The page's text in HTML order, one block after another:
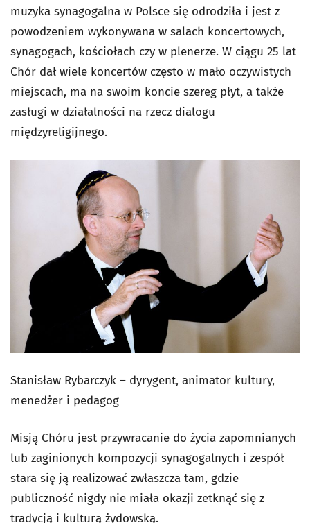
muzyka synagogalna w Polsce się odrodziła i jest z
powodzeniem wykonywana w salach koncertowych,
synagogach, kościołach czy w plenerze. W ciągu 25 lat
Chór dał wiele koncertów często w mało oczywistych
miejscach, ma na swoim koncie szereg płyt, a także
zasługi w działalności na rzecz dialogu
międzyreligijnego.
Stanisław Rybarczyk – dyrygent, animator kultury,
menedżer i pedagog
Misją Chóru jest przywracanie do życia zapomnianych
lub zaginionych kompozycji synagogalnych i zespół
stara się ją realizować zwłaszcza tam, gdzie
publiczność nigdy nie miała okazji zetknąć się z
tradycją i kulturą żydowską.